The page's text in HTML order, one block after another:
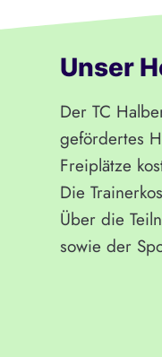
Unser
Der TC
gefördertes
Freiplätze
Die
Über die
sowie der